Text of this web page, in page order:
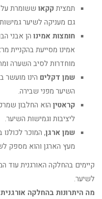
תמציתקקאו ששומרת על
גם מעניקה לשיער
חומצות אמינו הן אבני
אמינו מסייעת בהקניית
מוחדרות לסיב השערה
שמן דקלים
השיער מפני שבירה.
קראטין הוא החלבון
ליציבות וגמישות השיער.
שמן ארגן, המוכר
מעץ הארגן והוא מספק
קיימים בהחלקה האורגנית עוד
לשיער.
מה היתרונות בהחלקה